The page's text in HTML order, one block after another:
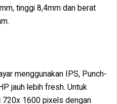
tinggi 8,4mm dan berat
menggunakan IPS, Punch-
jauh lebih fresh. Untuk
720x 1600 pixels dengan